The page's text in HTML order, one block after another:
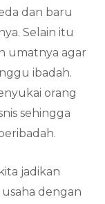
dan baru
Selain itu
umatnya agar
ibadah.
orang
sehingga
jadikan
dengan